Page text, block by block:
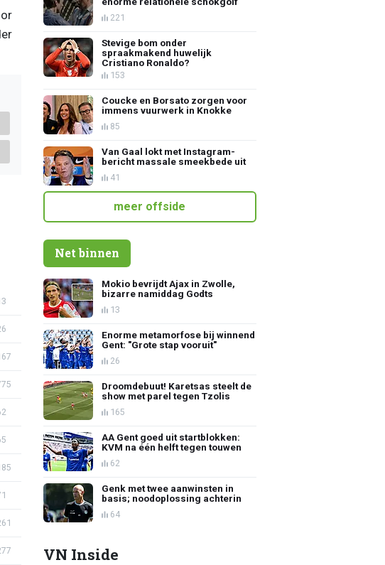
221
Stevige bom onder
spraakmakend huwelijk
Cristiano Ronaldo?
153
Coucke en Borsato zorgen voor
immens vuurwerk in Knokke
85
Van Gaal lokt met Instagram-
bericht massale smeekbede uit
41
meer offside
Net binnen
Mokio bevrijdt Ajax in Zwolle,
bizarre namiddag Godts
13
Enorme metamorfose bij winnend
Gent: "Grote stap vooruit"
26
Droomdebuut! Karetsas steelt de
show met parel tegen Tzolis
165
AA Gent goed uit startblokken:
KVM na één helft tegen touwen
62
Genk met twee aanwinsten in
basis; noodoplossing achterin
64
VN Inside